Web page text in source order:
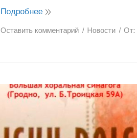
Подробнее
Оставить комментарий Новости От: